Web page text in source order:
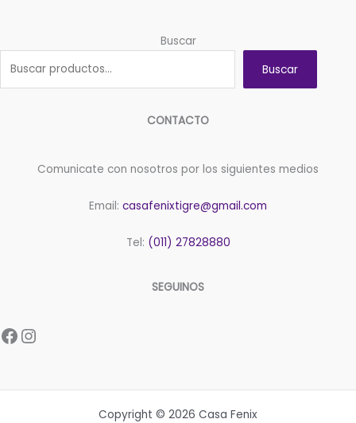
Buscar
Buscar
CONTACTO
Comunicate con nosotros por los siguientes medios
Email: casafenixtigre@gmail.com
Tel: (011) 27828880
SEGUINOS
Facebook
Instagram
Copyright © 2026 Casa Fenix